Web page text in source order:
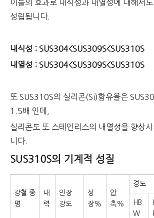
이들의 효과로 내식성과 내열성에 대해서도
성립됩니다.
내식성 : SUS304<SUS309S<SUS310S
내열성 : SUS304<SUS309S<SUS310S
또 SUS310S의 실리콘(Si)함유율은
1.5배 인데,
실리콘도 또 스테인리스의 내열성을 향상
니다.
SUS310S의 기계적 성질
강철 종
명
내
력
인장
강도
성
장%
압
축%
경도
HB
W